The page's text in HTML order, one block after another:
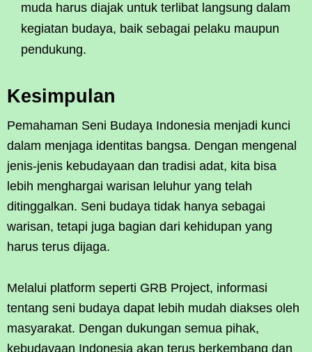
muda harus diajak untuk terlibat langsung dalam
kegiatan budaya, baik sebagai pelaku maupun
pendukung.
Kesimpulan
Pemahaman Seni Budaya Indonesia menjadi kunci
dalam menjaga identitas bangsa. Dengan mengenal
jenis-jenis kebudayaan dan tradisi adat, kita bisa
lebih menghargai warisan leluhur yang telah
ditinggalkan. Seni budaya tidak hanya sebagai
warisan, tetapi juga bagian dari kehidupan yang
harus terus dijaga.
Melalui platform seperti GRB Project, informasi
tentang seni budaya dapat lebih mudah diakses oleh
masyarakat. Dengan dukungan semua pihak,
kebudayaan Indonesia akan terus berkembang dan